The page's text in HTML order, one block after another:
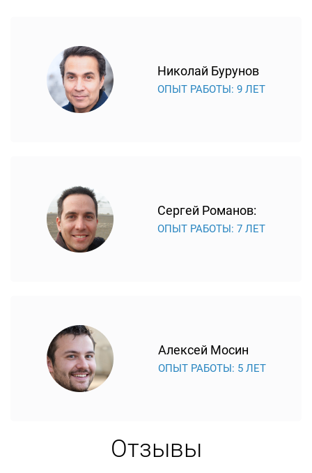
Николай Бурунов
ОПЫТ РАБОТЫ: 9 ЛЕТ
Сергей Романов:
ОПЫТ РАБОТЫ: 7 ЛЕТ
Алексей Мосин
ОПЫТ РАБОТЫ: 5 ЛЕТ
Отзывы